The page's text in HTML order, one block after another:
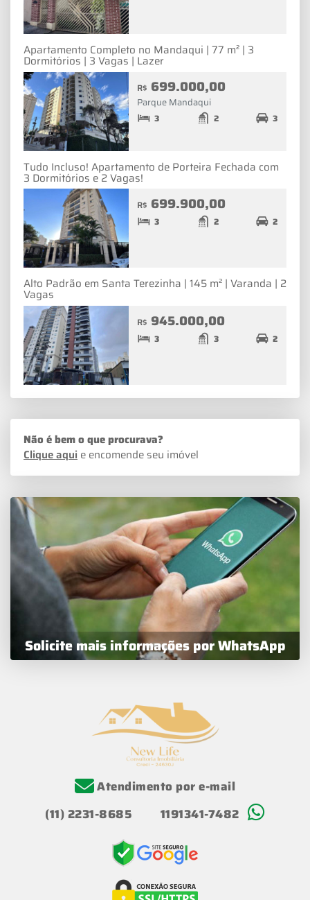
Apartamento Completo no Mandaqui | 77 m² | 3
Dormitórios | 3 Vagas | Lazer
R$ 699.000,00
Parque Mandaqui
3 2 3
Tudo Incluso! Apartamento de Porteira Fechada com
3 Dormitórios e 2 Vagas!
R$ 699.900,00
3 2 2
Alto Padrão em Santa Terezinha | 145 m² | Varanda | 2
Vagas
R$ 945.000,00
3 3 2
Não é bem o que procurava?
Clique aqui e encomende seu imóvel
Solicite mais informações por WhatsApp
Atendimento por e-mail
(11) 2231-8685
1191341-7482